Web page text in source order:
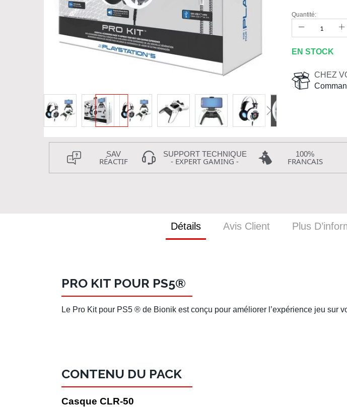
Quantité:
EN STOCK
CHEZ
SAV
RÉACTIF
SUPPORT TECHNIQUE
- EXPERT GAMING -
100%
FRANCAIS
Détails
PRO KIT POUR PS5®
Le Pro Kit pour PS5 ® de Bionik est conçu pour améliorer l’expérience jeu sur
CONTENU DU PACK
Casque CLR-50
Avis Client Plus